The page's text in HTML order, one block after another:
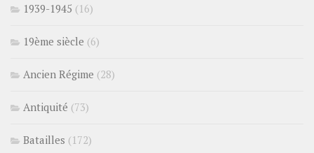
1939-1945 (16)
19ème siècle (6)
Ancien Régime (28)
Antiquité (73)
Batailles (172)